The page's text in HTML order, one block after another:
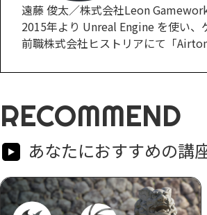
遠藤 俊太／株式会社Leon
2015年より Unreal Engine を使い
前職株式会社ヒストリアにて「
RECOMMEND
あなたにおすすめの講